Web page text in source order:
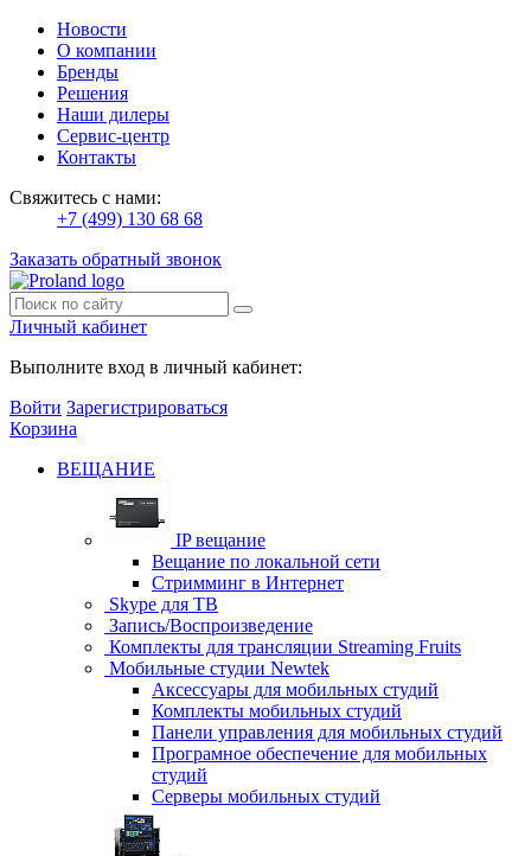
Новости
О компании
Бренды
Решения
Наши дилеры
Сервис-центр
Контакты
Свяжитесь с нами:
+7 (499) 130 68 68
Заказать обратный звонок
Личный кабинет
Выполните вход в личный кабинет:
Войти Зарегистрироваться
Корзина
ВЕЩАНИЕ
IP вещание
Вещание по локальной сети
Стримминг в Интернет
Skype для ТВ
Запись/Воспроизведение
Комплекты для трансляции Streaming Fruits
Мобильные студии Newtek
Аксессуары для мобильных студий
Комплекты мобильных студий
Панели управления для мобильных студий
Програмное обеспечение для мобильных
студий
Серверы мобильных студий